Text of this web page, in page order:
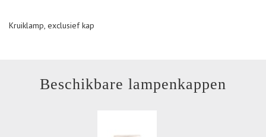
Kruiklamp, exclusief kap
Beschikbare lampenkappen